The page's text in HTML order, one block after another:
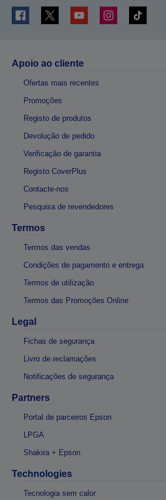
Apoio ao cliente
Ofertas mais recentes
Promoções
Registo de produtos
Devolução de pedido
Verificação de garantia
Registo CoverPlus
Contacte-nos
Pesquisa de revendedores
Termos
Termos das vendas
Condições de pagamento e entrega
Termos de utilização
Termos das Promoções Online
Legal
Fichas de segurança
Livro de reclamações
Notificações de segurança
Partners
Portal de parceiros Epson
LPGA
Shakira + Epson
Technologies
Tecnologia sem calor